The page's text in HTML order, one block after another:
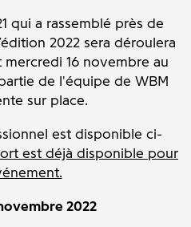
qui a rassemblé près de
2022 sera déroulera
mercredi 16 novembre au
de l'équipe de WBM
sur place.
est disponible ci-
est déjà disponible pour
2022